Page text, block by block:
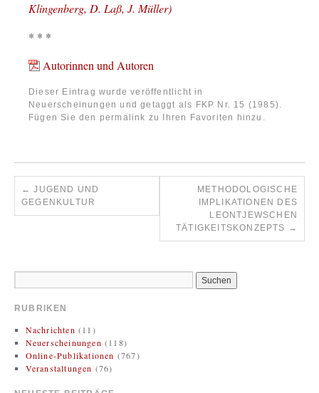
Klingenberg, D. Laß, J. Müller)
* * *
Autorinnen und Autoren
Dieser Eintrag wurde veröffentlicht in
Neuerscheinungen und getaggt als FKP Nr. 15 (1985).
Fügen Sie den permalink zu Ihren Favoriten hinzu.
← JUGEND UND
GEGENKULTUR
METHODOLOGISCHE
IMPLIKATIONEN DES
LEONTJEWSCHEN
TÄTIGKEITSKONZEPTS →
RUBRIKEN
Nachrichten (11)
Neuerscheinungen (118)
Online-Publikationen (767)
Veranstaltungen (76)